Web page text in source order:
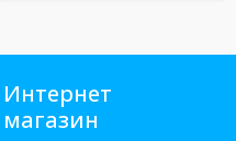
Интернет
магазин